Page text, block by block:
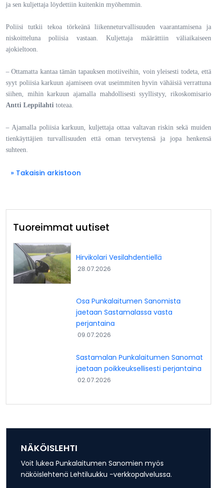
ja sen kuljettaja löydettiin kuitenkin myöhemmin.
Poliisi tutkii tekoa törkeänä liikenneturvallisuuden vaarantamisena ja
niskoitteluna poliisia vastaan. Kuljettaja määrättiin väliaikaiseen
ajokieltoon.
– Ottamatta kantaa tämän tapauksen motiiveihin, voin yleisesti todeta, että
syyt poliisia karkuun ajamiseen ovat useimmiten hyvin vähäisiä verrattuna
siihen, mihin karkuun ajamalla mahdollisesti syyllistyy, rikoskomisario
Antti Leppilahti toteaa.
– Ajamalla poliisia karkuun, kuljettaja ottaa valtavan riskin sekä muiden
tienkäyttäjien turvallisuuden että oman terveytensä ja jopa henkensä
suhteen.
» Takaisin arkistoon
Tuoreimmat uutiset
Hirvikolari Vesilahdentiellä
28.07.2026
Osa Punkalaitumen Sanomista
jaetaan Sastamalassa vasta
perjantaina
09.07.2026
Sastamalan Punkalaitumen Sanomat
jaetaan poikkeuksellisesti perjantaina
02.07.2026
NÄKÖISLEHTI
Voit lukea Punkalaitumen Sanomien myös
näköislehtenä Lehtiluukku -verkkopalvelussa.